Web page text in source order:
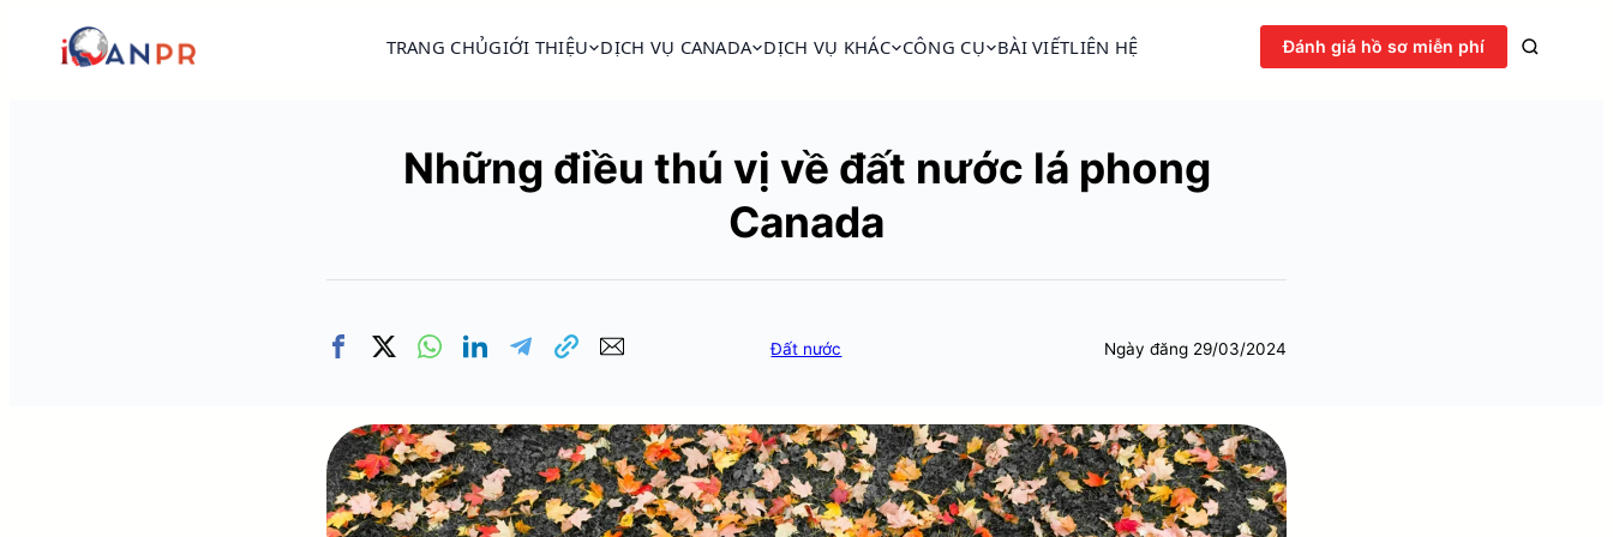
TRANG CHỦGIỚI THIỆU DỊCH VỤ CANADA DỊCH VỤ KHÁC CÔNG CỤ BÀI VIẾTLIÊN HỆ Đánh giá hồ sơ miễn phí
Những điều thú vị về đất nước lá phong
Canada
Đất nước Ngày đăng 29/03/2024